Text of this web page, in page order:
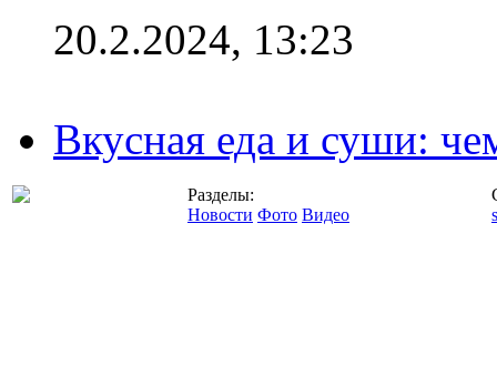
20.2.2024, 13:23
Вкусная еда и суши:
Разделы:
Новости Фото Видео